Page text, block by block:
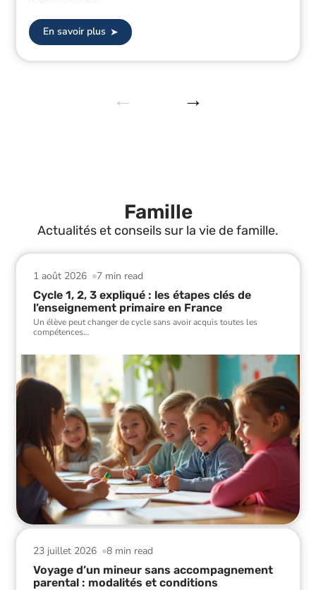
En savoir plus
Famille
Actualités et conseils sur la vie de famille.
7 min read
1 août 2026
Cycle 1, 2, 3 expliqué : les étapes clés de
l’enseignement primaire en France
Un élève peut changer de cycle sans avoir acquis toutes les
compétences…
8 min read
23 juillet 2026
Voyage d’un mineur sans accompagnement
parental : modalités et conditions